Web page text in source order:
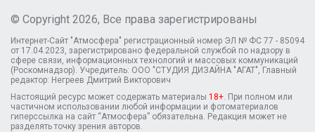
© Copyright 2026, Все права зарегистрированы
Интернет-Сайт "Атмосфера" регистрационный номер ЭЛ № ФС 77 - 85094
от 17.04.2023, зарегистрировано федеральной службой по надзору в
сфере связи, информационных технологий и массовых коммуникаций
(Роскомнадзор). Учредитель: ООО "СТУДИЯ ДИЗАЙНА "АГАТ", Главный
редактор: Негреев Дмитрий Викторович
Настоящий ресурс может содержать материалы 18+ . При полном или
частичном использовании любой информации и фотоматериалов
гиперссылка на сайт “Атмосфера” обязательна. Редакция может не
разделять точку зрения авторов.